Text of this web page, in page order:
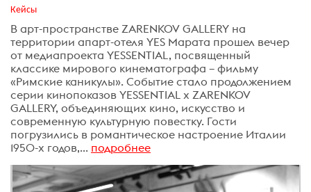
Кейсы
В арт-пространстве ZARENKOV GALLERY на
территории апарт-отеля YES Марата прошел вечер
от медиапроекта YESSENTIAL, посвященный
классике мирового кинематографа – фильму
«Римские каникулы». Событие стало продолжением
серии кинопоказов YESSENTIAL x ZARENKOV
GALLERY, объединяющих кино, искусство и
современную культурную повестку. Гости
погрузились в романтическое настроение Италии
1950-х годов,... подробнее